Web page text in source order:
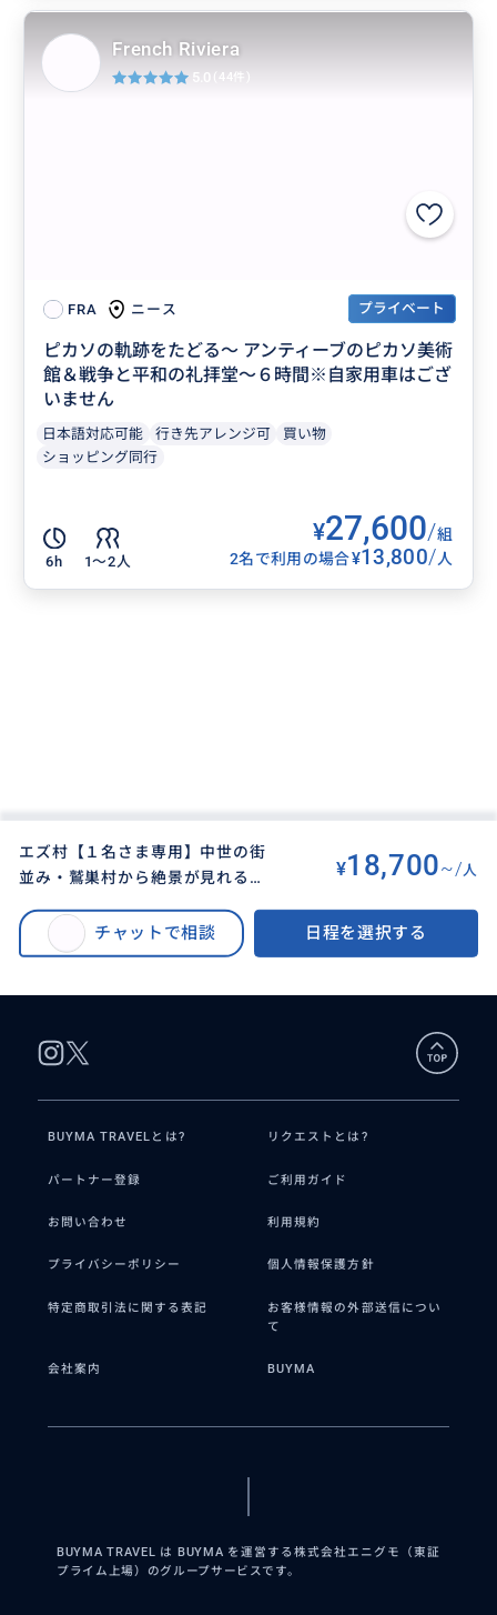
FRA ニース プライベート
ピカソの軌跡をたどる～ アンティーブのピカソ美術
館＆戦争と平和の礼拝堂～６時間※自家用車はござ
いません
日本語対応可能 行き先アレンジ可
買い物
ショッピング同行
6h 1〜2人
¥27,600/組
2名で利用の場合¥13,800/人
French Riviera
5.0 (44件)
エズ村【１名さま専用】中世の街
並み・鷲巣村から絶景が見れる！
日本語アテンド同行【他の都市プ
ランと組み合わせなどアレンジも
¥18,700~/ 人
チャットで相談 日程を選択する
エズ村【１名から催行】中世の街並み・鷲巣村で絶景を！ニース発４時間・
観光＆買い物の日本語アテンド同行【他の都市プランと組み合わせなどアレ
ンジも可】
BUYMA TRAVELとは? リクエストとは?
パートナー登録 ご利用ガイド
お問い合わせ 利用規約
プライバシーポリシー 個人情報保護方針
特定商取引法に関する表記
お客様情報の外部送信につい
て
会社案内 BUYMA
BUYMA TRAVEL は BUYMA を運営する株式会社エニグモ（東証
プライム上場）のグループサービスです。